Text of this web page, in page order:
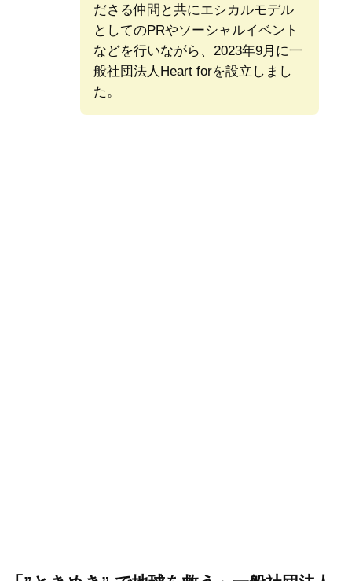
ださる仲間と共にエシカルモデル
としてのPRやソーシャルイベント
などを行いながら、2023年9月に一
般社団法人Heart forを設立しまし
た。